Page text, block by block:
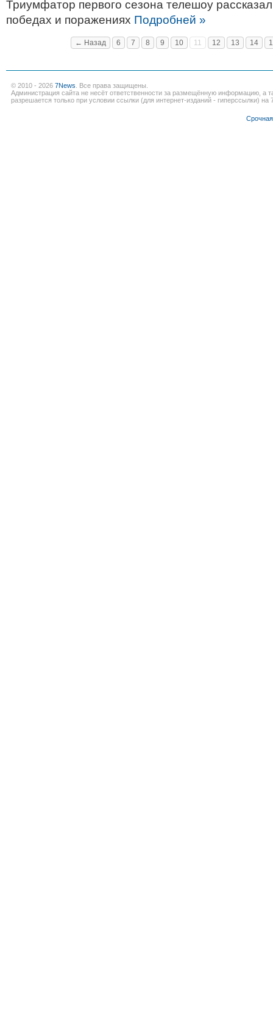
Триумфатор первого сезона телешоу
победах и поражениях Подробней »
← Назад 6 7 8 9 10 11 12 13 14
© 2010 - 2026 7News . Все права защищены.
Администрация сайта не несёт ответственности за размещённую информацию, а
разрешается только при условии ссылки (для интернет-изданий - гиперссылки) на